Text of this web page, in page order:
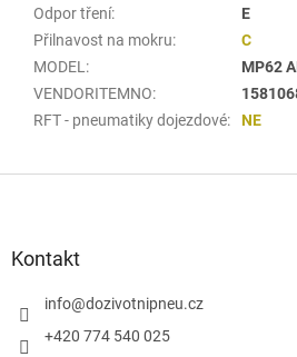
Odpor tření:
E
Přilnavost na mokru:
C
MODEL :
MP62
VENDORITEMNO:
RFT - pneumatiky dojezdové: NE
Kontakt
info@dozivotnipneu.cz
+420 774 540 025